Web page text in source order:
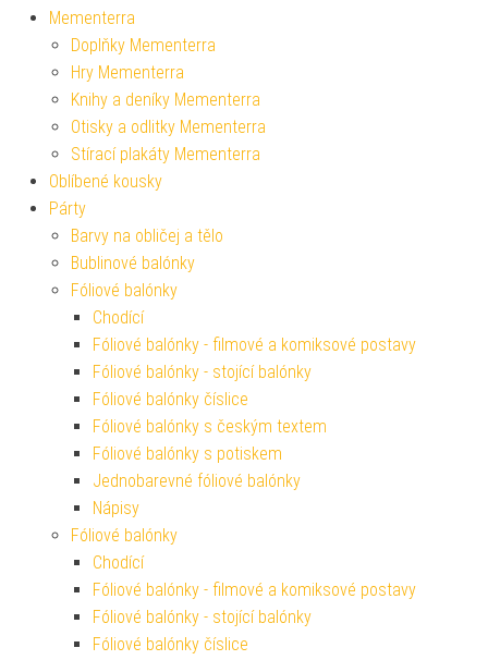
Mementerra
Doplňky Mementerra
Hry Mementerra
Knihy a deníky Mementerra
Otisky a odlitky Mementerra
Stírací plakáty Mementerra
Oblíbené kousky
Párty
Barvy na obličej a tělo
Bublinové balónky
Fóliové balónky
Chodící
Fóliové balónky - filmové a komiksové postavy
Fóliové balónky - stojící balónky
Fóliové balónky číslice
Fóliové balónky s českým textem
Fóliové balónky s potiskem
Jednobarevné fóliové balónky
Nápisy
Fóliové balónky
Chodící
Fóliové balónky - filmové a komiksové postavy
Fóliové balónky - stojící balónky
Fóliové balónky číslice